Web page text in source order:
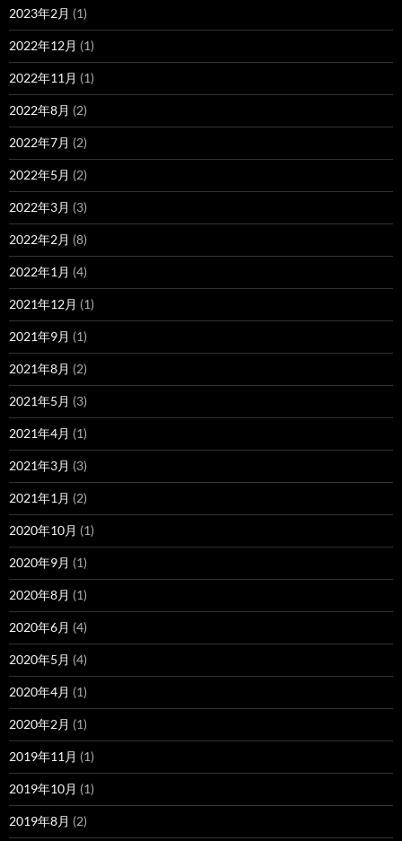
2023年2月 (1)
2022年12月 (1)
2022年11月 (1)
2022年8月 (2)
2022年7月 (2)
2022年5月 (2)
2022年3月 (3)
2022年2月 (8)
2022年1月 (4)
2021年12月 (1)
2021年9月 (1)
2021年8月 (2)
2021年5月 (3)
2021年4月 (1)
2021年3月 (3)
2021年1月 (2)
2020年10月 (1)
2020年9月 (1)
2020年8月 (1)
2020年6月 (4)
2020年5月 (4)
2020年4月 (1)
2020年2月 (1)
2019年11月 (1)
2019年10月 (1)
2019年8月 (2)